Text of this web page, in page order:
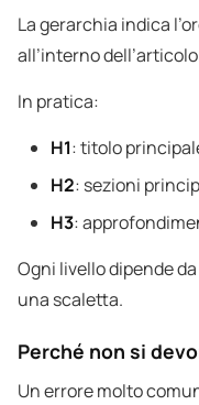
La gerarchia indica
all’interno
In pratica:
H1: titolo
H2: sezioni
H3:
Ogni livello dipende
una scaletta.
Perché non si
Un errore molto